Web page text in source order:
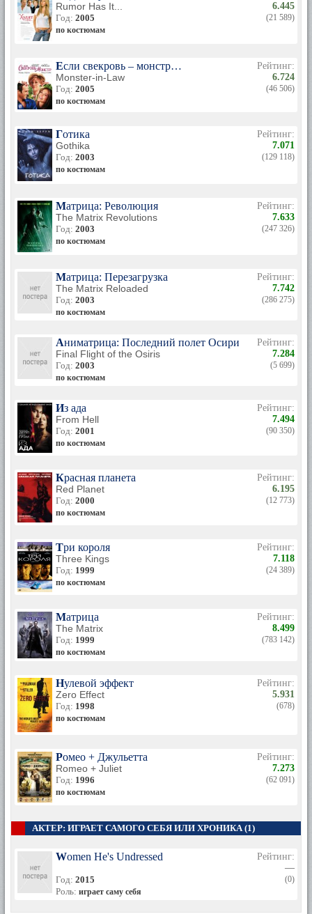
Rumor Has It...
Год: 2005
по костюмам
6.445
(21 589)
Если свекровь – монстр…
Monster-in-Law
Год: 2005
по костюмам
Рейтинг:
6.724
(46 506)
Готика
Gothika
Год: 2003
по костюмам
Рейтинг:
7.071
(129 118)
Матрица: Революция
The Matrix Revolutions
Год: 2003
по костюмам
Рейтинг:
7.633
(247 326)
Матрица: Перезагрузка
The Matrix Reloaded
Год: 2003
по костюмам
Рейтинг:
7.742
(286 275)
Аниматрица: Последний полет Осириса
Final Flight of the Osiris
Год: 2003
по костюмам
Рейтинг:
7.284
(5 699)
Из ада
From Hell
Год: 2001
по костюмам
Рейтинг:
7.494
(90 350)
Красная планета
Red Planet
Год: 2000
по костюмам
Рейтинг:
6.195
(12 773)
Три короля
Three Kings
Год: 1999
по костюмам
Рейтинг:
7.118
(24 389)
Матрица
The Matrix
Год: 1999
по костюмам
Рейтинг:
8.499
(783 142)
Нулевой эффект
Zero Effect
Год: 1998
по костюмам
Рейтинг:
5.931
(678)
Ромео + Джульетта
Romeo + Juliet
Год: 1996
по костюмам
Рейтинг:
7.273
(62 091)
АКТЕР: ИГРАЕТ САМОГО СЕБЯ ИЛИ ХРОНИКА (1)
Women He's Undressed
Год: 2015
Роль: играет саму себя
Рейтинг:
—
(0)